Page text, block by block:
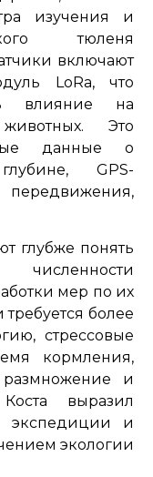
изучения и
тюленя
включают
LoRa, что
влияние на
Это
данные о
GPS-
глубже понять
мер по их
более
стрессовые
кормления,
размножение и
выразил
экспедиции и
экологии